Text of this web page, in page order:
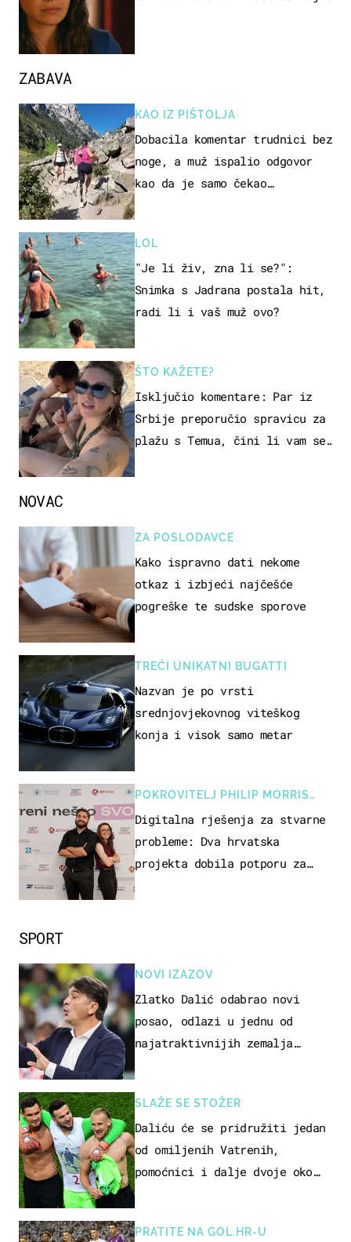
ZABAVA
KAO IZ PIŠTOLJA
Dobacila komentar trudnici bez
noge, a muž ispalio odgovor
kao da je samo čekao…
LOL
"Je li živ, zna li se?":
Snimka s Jadrana postala hit,
radi li i vaš muž ovo?
ŠTO KAŽETE?
Isključio komentare: Par iz
Srbije preporučio spravicu za
plažu s Temua, čini li vam se
SPORT
NOVI IZAZOV
Zlatko Dalić odabrao novi
posao, odlazi u jednu od
najatraktivnijih zemalja
SLAŽE SE STOŽER
Daliću će se pridružiti jedan
od omiljenih Vatrenih,
pomoćnici i dalje dvoje oko
PRATITE NA GOL.HR-U
NOVAC
ZA POSLODAVCE
Kako ispravno dati nekome
otkaz i izbjeći najčešće
pogreške te sudske sporove
TREĆI UNIKATNI BUGATTI
Nazvan je po vrsti
srednjovjekovnog viteškog
konja i visok samo metar
POKROVITELJ PHILIP MORRIS
ZAGREB
Digitalna rješenja za stvarne
probleme: Dva hrvatska
projekta dobila potporu za